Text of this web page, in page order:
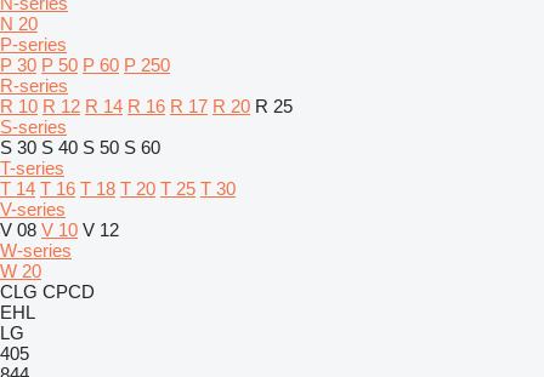
N 20
P-series
P 30 P 50 P 60 P 250
R-series
R 10 R 12 R 14 R 16 R 17 R 20 R 25
S-series
S 30 S 40 S 50 S 60
T-series
T 14 T 16 T 18 T 20 T 25 T 30
V-series
V 08 V 10 V 12
W-series
W 20
CLG CPCD
EHL
LG
405